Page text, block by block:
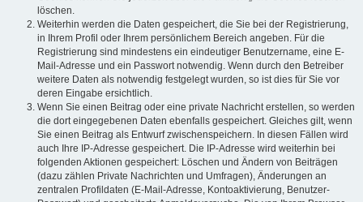
löschen.
Weiterhin werden die Daten gespeichert, die Sie bei der Registrierung,
in Ihrem Profil oder Ihrem persönlichem Bereich angeben. Für die
Registrierung sind mindestens ein eindeutiger Benutzername, eine E-
Mail-Adresse und ein Passwort notwendig. Wenn durch den Betreiber
weitere Daten als notwendig festgelegt wurden, so ist dies für Sie vor
deren Eingabe ersichtlich.
Wenn Sie einen Beitrag oder eine private Nachricht erstellen, so werden
die dort eingegebenen Daten ebenfalls gespeichert. Gleiches gilt, wenn
Sie einen Beitrag als Entwurf zwischenspeichern. In diesen Fällen wird
auch Ihre IP-Adresse gespeichert. Die IP-Adresse wird weiterhin bei
folgenden Aktionen gespeichert: Löschen und Ändern von Beiträgen
(dazu zählen Private Nachrichten und Umfragen), Änderungen an
zentralen Profildaten (E-Mail-Adresse, Kontoaktivierung, Benutzer-